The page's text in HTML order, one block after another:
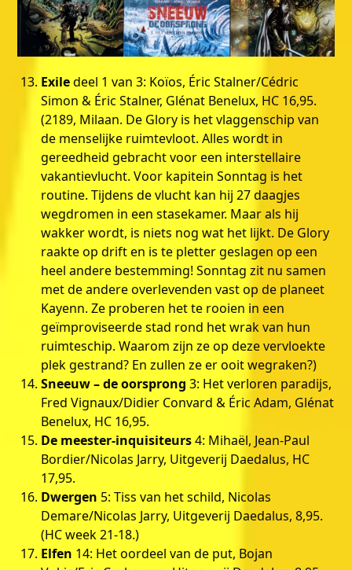
Exiledeel 1 van 3: Koïos, Éric Stalner/Cédric
Simon & Éric Stalner, Glénat Benelux, HC 16,95.
(2189, Milaan. De Glory is het vlaggenschip van
de menselijke ruimtevloot. Alles wordt in
gereedheid gebracht voor een interstellaire
vakantievlucht. Voor kapitein Sonntag is het
routine. Tijdens de vlucht kan hij 27 daagjes
wegdromen in een stasekamer. Maar als hij
wakker wordt, is niets nog wat het lijkt. De Glory
raakte op drift en is te pletter geslagen op een
heel andere bestemming! Sonntag zit nu samen
met de andere overlevenden vast op de planeet
Kayenn. Ze proberen het te rooien in een
geïmproviseerde stad rond het wrak van hun
ruimteschip. Waarom zijn ze op deze vervloekte
plek gestrand? En zullen ze er ooit wegraken?)
Sneeuw – de oorsprong 3: Het verloren paradijs,
Fred Vignaux/Didier Convard & Éric Adam, Glénat
Benelux, HC 16,95.
De meester-inquisiteurs4: Mihaël, Jean-Paul
Bordier/Nicolas Jarry, Uitgeverij Daedalus, HC
17,95.
Dwergen 5: Tiss van het schild, Nicolas
Demare/Nicolas Jarry, Uitgeverij Daedalus, 8,95.
(HC week 21-18.)
Elfen 14: Het oordeel van de put, Bojan